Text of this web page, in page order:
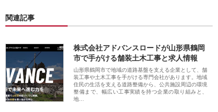
関連記事
株式会社アドバンスロードが山形県鶴岡
市で手がける舗装土木工事と求人情報
山形県鶴岡市で地域の道路基盤を支える企業として、舗
装工事や土木工事を手がける専門会社があります。地域
住民の生活を支える道路整備から、公共施設周辺の環境
整備まで、幅広い工事実績を持つ企業の取り組みと、
地…